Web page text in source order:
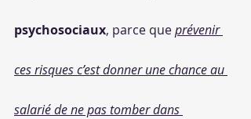
psychosociaux, parce que prévenir
ces risques c’est donner une chance au
salarié de ne pas tomber dans